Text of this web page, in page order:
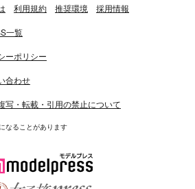
利用規約 推奨環境 採用情報
一覧
ーポリシー
合わせ
写・転載・引用の禁止について
なることがあります